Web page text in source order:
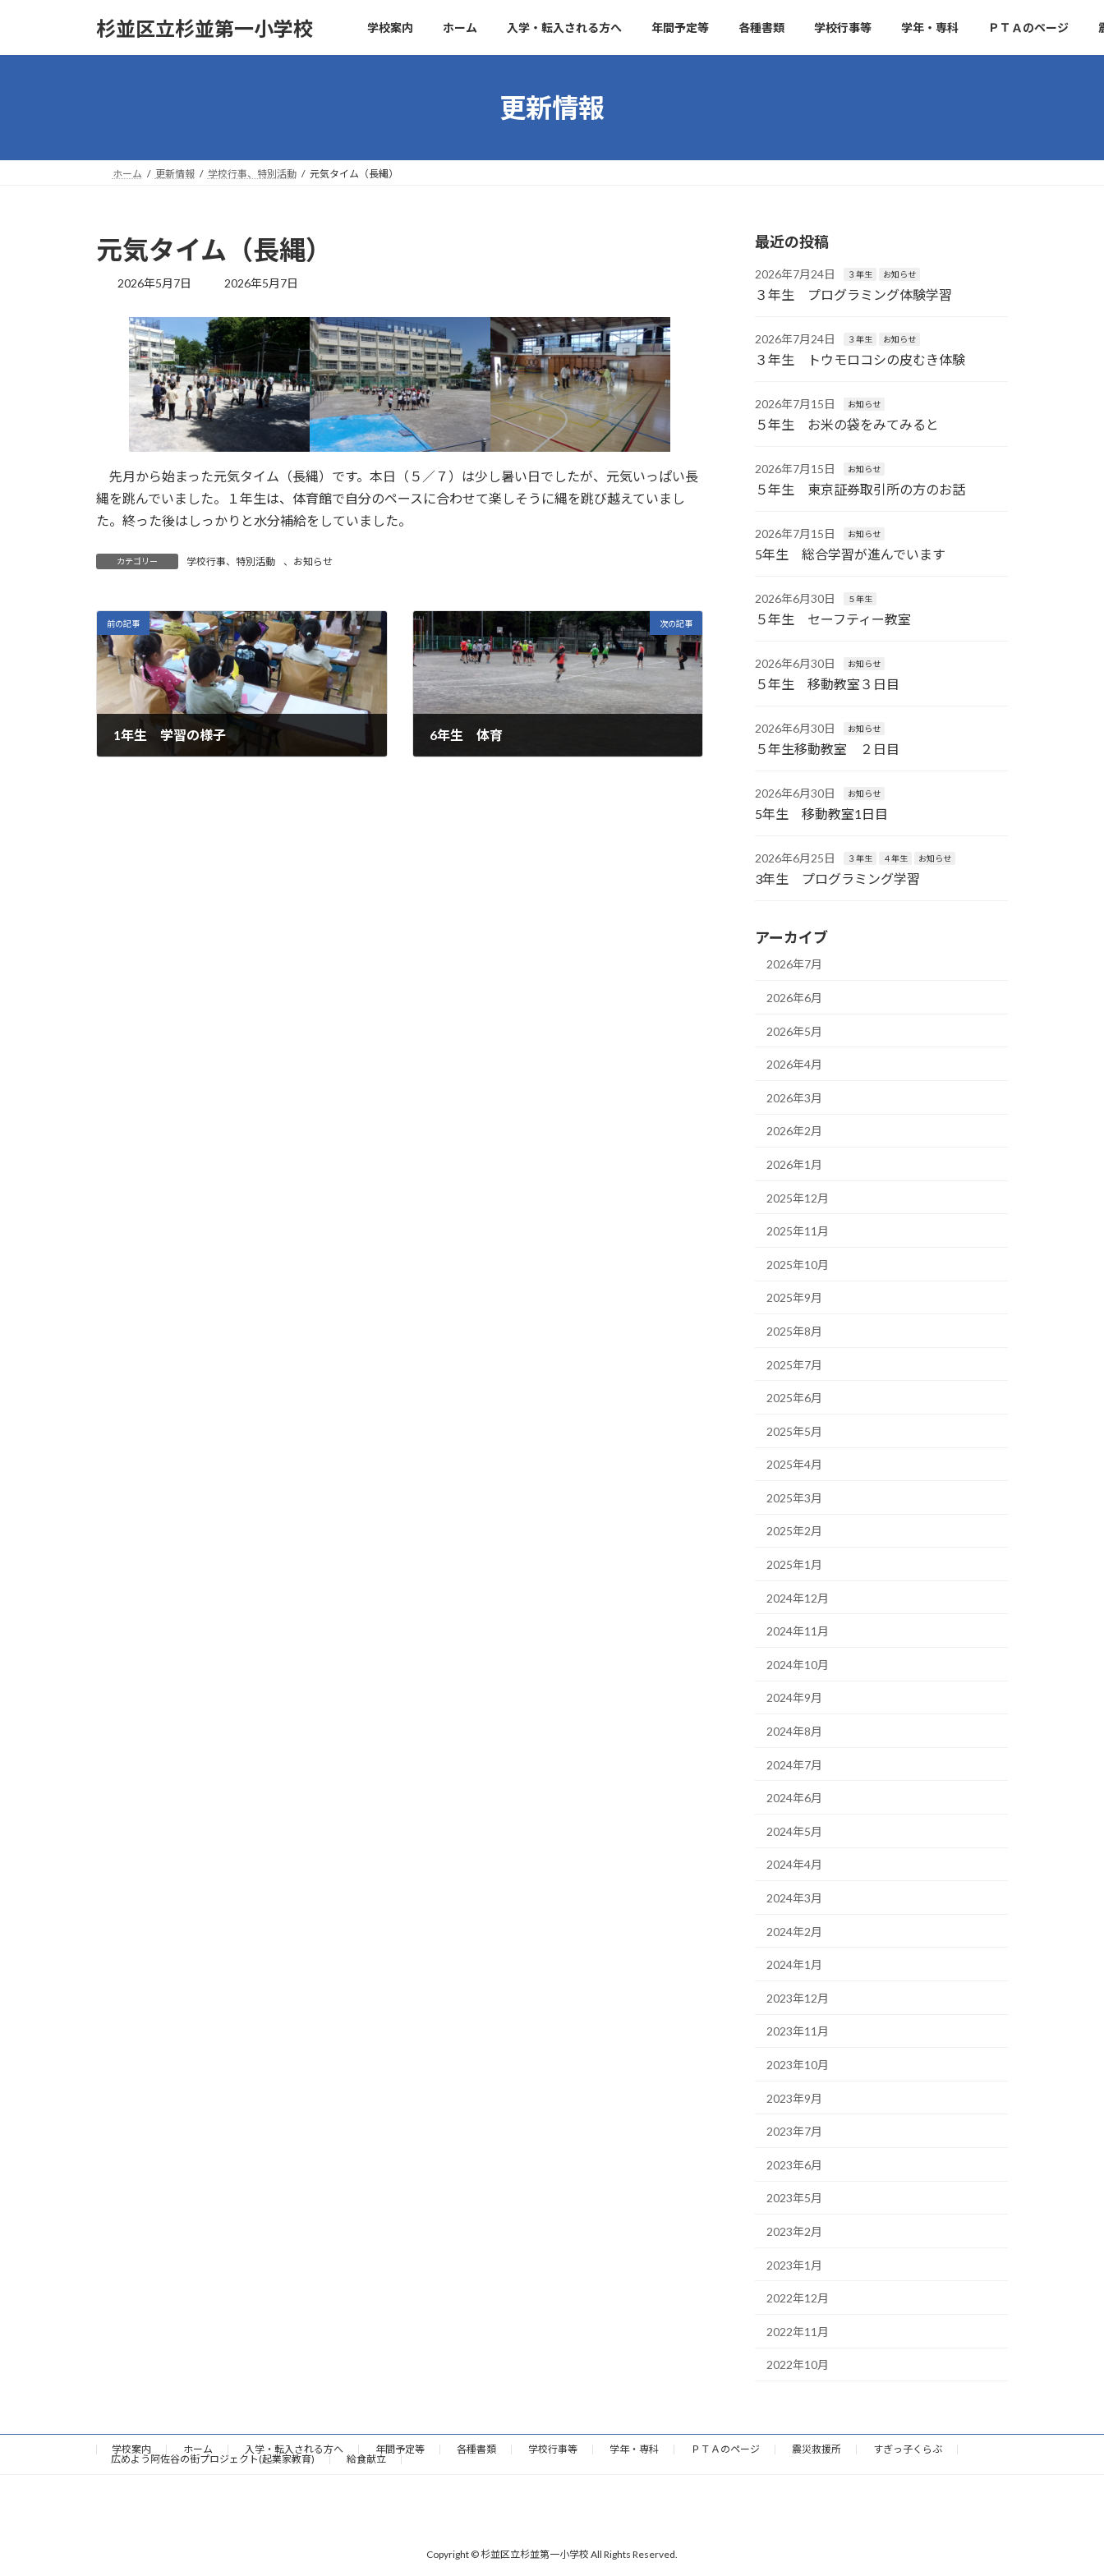
杉並区立杉並第一小学校 学校案内 ホーム 入学・転入される方へ 年間予定等 各種書類 学校行事等 学年・専科 ＰＴＡのページ
更新情報
ホーム 更新情報 学校行事、特別活動 元気タイム（長縄）
元気タイム（長縄）
2026年5月7日
最
更
新
日
時
:
2026年5月7日
先月から始まった元気タイム（長縄）です。本日（５／７）は少し暑い日でしたが、元気いっぱい長
縄を跳んでいました。１年生は、体育館で自分のペースに合わせて楽しそうに縄を跳び越えていまし
た。終った後はしっかりと水分補給をしていました。
カテゴリー 学校行事、特別活動 、 お知らせ
前の記事
1年生 学習の様子
次の記事
6年生 体育
最近の投稿
2026年7月24日 ３年生 お知らせ
３年生 プログラミング体験学習
2026年7月24日 ３年生 お知らせ
３年生 トウモロコシの皮むき体験
2026年7月15日 お知らせ
５年生 お米の袋をみてみると
2026年7月15日 お知らせ
５年生 東京証券取引所の方のお話
2026年7月15日 お知らせ
5年生 総合学習が進んでいます
2026年6月30日 ５年生
５年生 セーフティー教室
2026年6月30日 お知らせ
５年生 移動教室３日目
2026年6月30日 お知らせ
５年生移動教室 ２日目
2026年6月30日 お知らせ
5年生 移動教室1日目
2026年6月25日 ３年生 ４年生 お知らせ
3年生 プログラミング学習
アーカイブ
2026年7月
2026年6月
2026年5月
2026年4月
2026年3月
2026年2月
2026年1月
2025年12月
2025年11月
2025年10月
2025年9月
2025年8月
2025年7月
2025年6月
2025年5月
2025年4月
2025年3月
2025年2月
2025年1月
2024年12月
2024年11月
2024年10月
2024年9月
2024年8月
2024年7月
2024年6月
2024年5月
2024年4月
2024年3月
2024年2月
2024年1月
2023年12月
2023年11月
2023年10月
2023年9月
2023年7月
2023年6月
2023年5月
2023年2月
2023年1月
2022年12月
2022年11月
2022年10月
学校案内 ホーム 入学・転入される方へ 年間予定等 各種書類 学校行事等 学年・専科 ＰＴＡのページ 震災救援所
すぎっ子くらぶ
広めよう阿佐谷の街プロジェクト(起業家教育)
給食献立
Copyright © 杉並区立杉並第一小学校 All Rights Reserved.